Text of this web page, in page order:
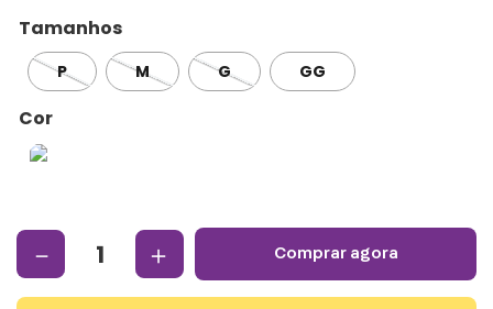
Tamanhos
P M G GG
Cor
＋
－ comprar agora